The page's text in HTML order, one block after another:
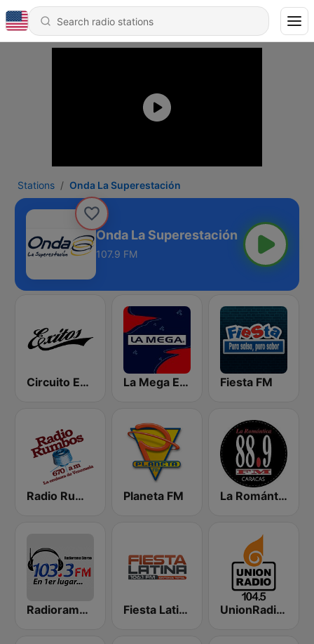
Stations Onda La Superestación
Onda La Superestación
107.9 FM
Circuito Exitos 99.9 FM La Mega Estación Fiesta FM
Radio Rumbos Planeta FM La Romántica
Radiorama Stereo Fiesta Latina 106.1 FM UnionRadio 104.5